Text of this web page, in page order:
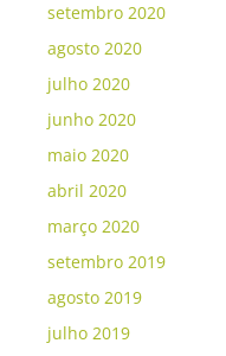
setembro 2020
agosto 2020
julho 2020
junho 2020
maio 2020
abril 2020
março 2020
setembro 2019
agosto 2019
julho 2019